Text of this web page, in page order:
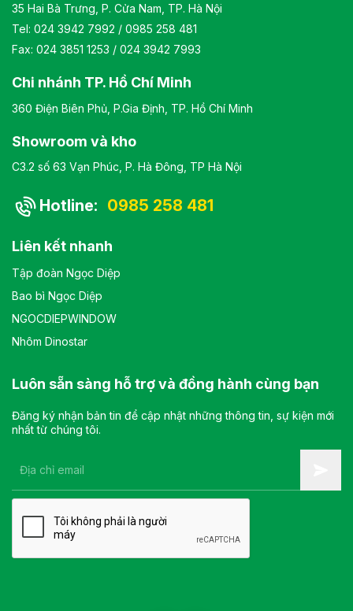
35 Hai Bà Trưng, P. Cửa Nam, TP. Hà Nội
Tel: 024 3942 7992 / 0985 258 481
Fax: 024 3851 1253 / 024 3942 7993
Chi nhánh TP. Hồ Chí Minh
360 Điện Biên Phủ, P.Gia Định, TP. Hồ Chí Minh
Showroom và kho
C3.2 số 63 Vạn Phúc, P. Hà Đông, TP Hà Nội
Hotline: 0985 258 481
Liên kết nhanh
Tập đoàn Ngọc Diệp
Bao bì Ngọc Diệp
NGOCDIEPWINDOW
Nhôm Dinostar
Luôn sẵn sàng hỗ trợ và đồng hành cùng bạn
Đăng ký nhận bản tin để cập nhật những thông tin, sự kiện mới
nhất từ chúng tôi.